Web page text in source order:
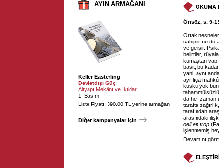
AYIN ARMAĞANI
Keller Easterling
Devletdışı Güç
Altyapı Mekânı ve İktidar
1. Basım
Liste Fiyatı: 390.00 TL yerine armağan
Diğer kampanyalar için
OKUMA
Önsöz, s. 9-
Ortak
sahiptir ne de
ve gelişir.
belirtiler,
kumaştan
basit, bu
yani, aynı
ayrılığa
kuşku yok
da her zaman
tarafta
tarafından
arasındaki
oeil en trop
işlenmemiş
Devamını